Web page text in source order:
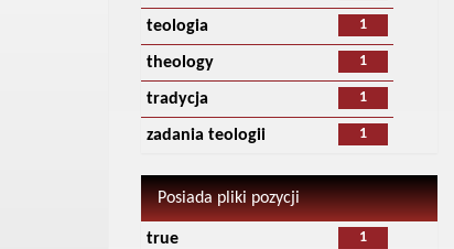
1
teologia
1
theology
1
tradycja
1
zadania teologii
Posiada pliki pozycji
1
true